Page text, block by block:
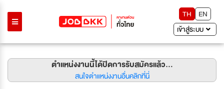
TH
EN
เข้าสู่ระบบ
ตำแหน่งงานนี้ได้ปิดการรับสมัครแล้ว...
สนใจตำแหน่งงานอื่นคลิกที่นี่